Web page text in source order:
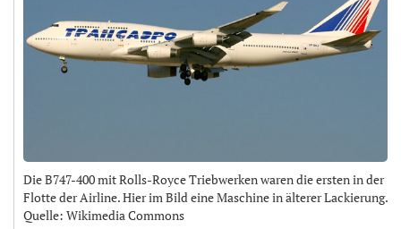
Die B747-400 mit Rolls-Royce Triebwerken waren die ersten in der
Flotte der Airline. Hier im Bild eine Maschine in älterer Lackierung.
Quelle: Wikimedia Commons